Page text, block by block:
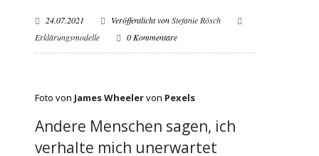
24.07.2021 Veröffentlicht vonStefanie Rösch
Erklärungsmodelle
0 Kommentare
Foto von James Wheelervon Pexels
Andere Menschen sagen, ich
verhalte mich unerwartet